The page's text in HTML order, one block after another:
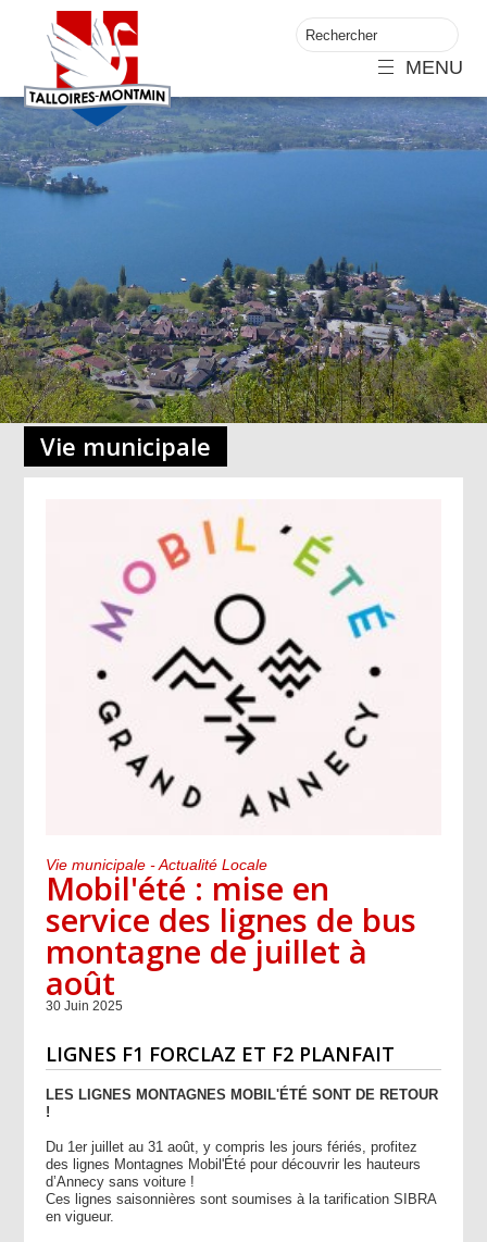
MENU
Vie municipale
Vie municipale - Actualité Locale
Mobil'été : mise en
service des lignes de bus
montagne de juillet à
août
30 Juin 2025
LIGNES F1 FORCLAZ ET F2 PLANFAIT
LES LIGNES MONTAGNES MOBIL'ÉTÉ SONT DE RETOUR
!
Du 1er juillet au 31 août, y compris les jours fériés, profitez
des lignes Montagnes Mobil'Été pour découvrir les hauteurs
d’Annecy sans voiture !
Ces lignes saisonnières sont soumises à la tarification SIBRA
en vigueur.